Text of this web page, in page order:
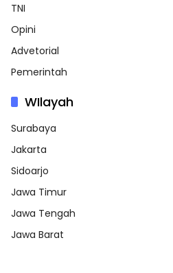
TNI
Opini
Advetorial
Pemerintah
WIlayah
Surabaya
Jakarta
Sidoarjo
Jawa Timur
Jawa Tengah
Jawa Barat